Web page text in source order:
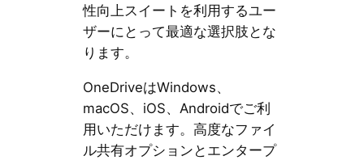
性向上スイートを利用するユー
ザーにとって最適な選択肢とな
ります。
OneDriveはWindows、
macOS、iOS、Androidでご利
用いただけます。高度なファイ
ル共有オプションとエンタープ